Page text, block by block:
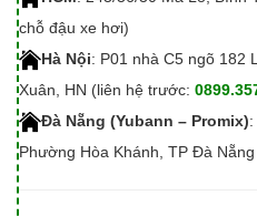
chỗ đậu xe hơi)
Hà Nội: P01 nhà C5 ngõ 182
Xuân, HN (liên hệ trước:
Đà Nẵng (Yubann – Promix)
Phường Hòa Khánh, TP Đà